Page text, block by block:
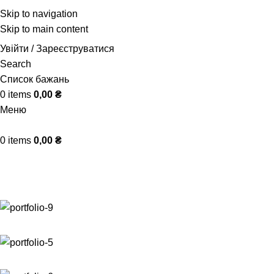
Skip to navigation
Skip to main content
Увійти / Зареєструватися
Search
Список бажань
0 items 0,00 ₴
Меню
0 items 0,00 ₴